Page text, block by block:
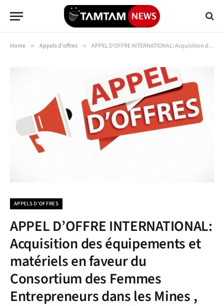
Home » Appels d'offres » APPEL D’OFFRE INTERNATIONAL: Acquisition des équipements et matériels en faveur du Consortium des Femmes Entrepreneurs dans les Mines , l’Agro-pastorale et divers au Congo (FEMIAC-REPAFE) pour l’encadrement des femmes sortant des mines de cobalt en phase transitoire avant leur déploiement sur les sites agricoles
APPELS D'OFFRES
APPEL D’OFFRE INTERNATIONAL:
Acquisition des équipements et
matériels en faveur du
Consortium des Femmes
Entrepreneurs dans les Mines ,